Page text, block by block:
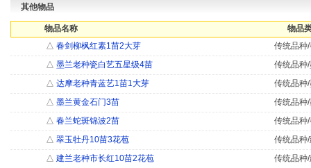
其他物品
物品名称
物品
△ 春剑柳枫红素1苗2大芽
传统品种
△ 墨兰老种瓷白艺五星级4苗
传统品种
△ 达摩老种青蓝艺1苗1大芽
传统品种
△ 墨兰黄金石门3苗
传统品种
△ 春兰蛇斑锦波2苗
传统品种
△ 翠玉牡丹10苗3花苞
传统品种
△ 建兰老种市长红10苗2花苞
传统品种